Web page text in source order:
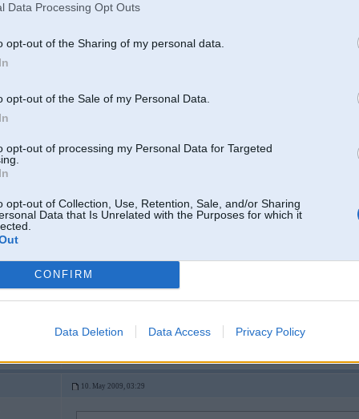
Data Processing Opt Outs
opt-out of the Sharing of my personal data.
opt-out of the Sale of my Personal Data.
opt-out of processing my Personal Data for Targeted
opt-out of Collection, Use, Retention, Sale, and/or Sharing
Data that Is Unrelated with the Purposes for which it
CONFIRM
Data Deletion Data Access Privacy Policy
A vini mirgalkas iesleedza?
10. May 2009, 03:29